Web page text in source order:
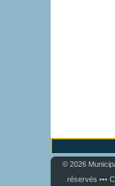
© 2026
réservés •••